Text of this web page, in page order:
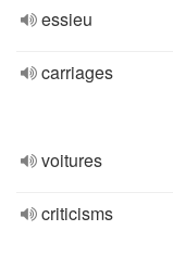
essieu
carriages
voitures
criticisms